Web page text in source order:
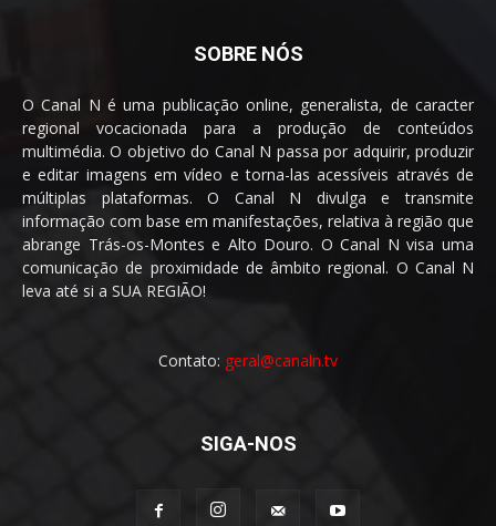
SOBRE NÓS
O Canal N é uma publicação online, generalista, de caracter
regional vocacionada para a produção de conteúdos
multimédia. O objetivo do Canal N passa por adquirir, produzir
e editar imagens em vídeo e torna-las acessíveis através de
múltiplas plataformas. O Canal N divulga e transmite
informação com base em manifestações, relativa à região que
abrange Trás-os-Montes e Alto Douro. O Canal N visa uma
comunicação de proximidade de âmbito regional. O Canal N
leva até si a SUA REGIÃO!
Contato: geral@canaln.tv
SIGA-NOS